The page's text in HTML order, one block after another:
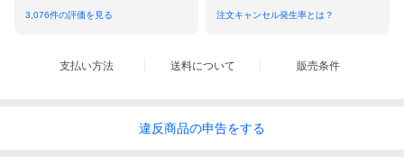
3,076件の評価を見る 注文キャンセル発生率とは？
支払い方法 送料について 販売条件
違反商品の申告をする